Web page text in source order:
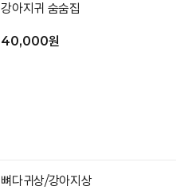
강아지귀 숨숨집
40,000원
뼈다귀상/강아지상